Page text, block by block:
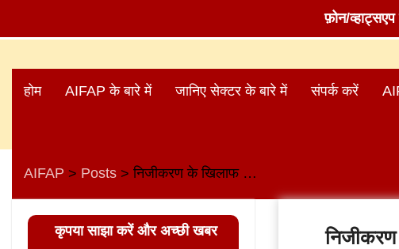
फ़ोन/
content
होम AIFAP के बारे में जानिए सेक्टर के बारे में संपर्क करें
AIFAP > Posts > निजीकरण के खिलाफ बैंक कर्मचारियों की दो दिन की हड़ताल
कृपया साझा करें और अच्छी खबर